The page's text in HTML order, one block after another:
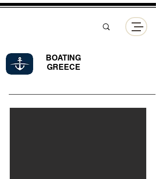
BOATING
GREECE